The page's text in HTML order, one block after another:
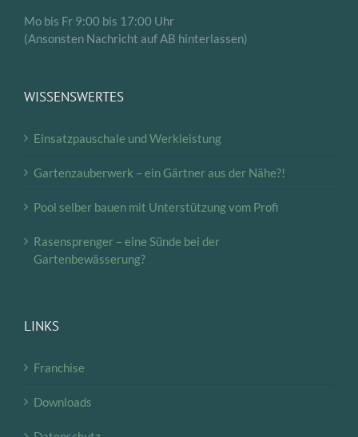
Mo bis Fr 9:00 bis 17:00 Uhr
(Ansonsten Nachricht auf AB hinterlassen)
WISSENSWERTES
Einsatzpauschale und Werkleistung
Gartenzauberwerk – ein Gärtner aus der Nähe?!
Pool selber bauen mit Unterstützung vom Profi
Rasensprenger – eine Sünde bei der
Gartenbewässerung?
LINKS
Franchise
Downloads